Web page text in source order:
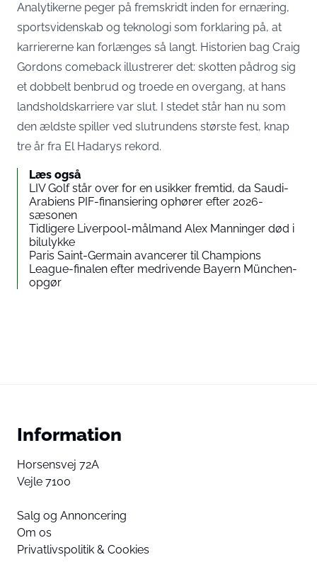
Analytikerne peger på fremskridt inden for ernæring,
sportsvidenskab og teknologi som forklaring på, at
karriererne kan forlænges så langt. Historien bag Craig
Gordons comeback illustrerer det: skotten pådrog sig
et dobbelt benbrud og troede en overgang, at hans
landsholdskarriere var slut. I stedet står han nu som
den ældste spiller ved slutrundens største fest, knap
tre år fra El Hadarys rekord.
Læs også
LIV Golf står over for en usikker fremtid, da Saudi-
Arabiens PIF-finansiering ophører efter 2026-
sæsonen
Tidligere Liverpool-målmand Alex Manninger død i
bilulykke
Paris Saint-Germain avancerer til Champions
League-finalen efter medrivende Bayern München-
opgør
Information
Horsensvej 72A
Vejle 7100
Salg og Annoncering
Om os
Privatlivspolitik & Cookies